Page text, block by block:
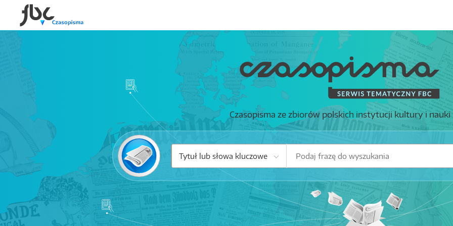
Czasopisma ze zbiorów polskich instytucji kultury i nauki